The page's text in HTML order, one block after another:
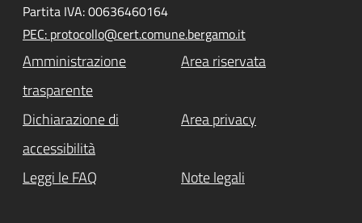
Partita IVA: 00636460164
PEC: protocollo@cert.comune.bergamo.it
Amministrazione
trasparente
Area riservata
Dichiarazione di
accessibilità
Area privacy
Leggi le FAQ Note legali